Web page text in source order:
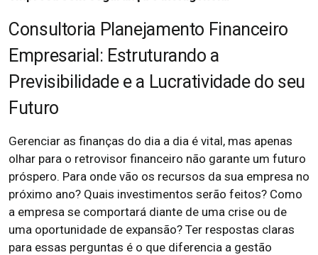
Consultoria Planejamento Financeiro
Empresarial: Estruturando a
Previsibilidade e a Lucratividade do seu
Futuro
Gerenciar as finanças do dia a dia é vital, mas apenas
olhar para o retrovisor financeiro não garante um futuro
próspero. Para onde vão os recursos da sua empresa no
próximo ano? Quais investimentos serão feitos? Como
a empresa se comportará diante de uma crise ou de
uma oportunidade de expansão? Ter respostas claras
para essas perguntas é o que diferencia a gestão